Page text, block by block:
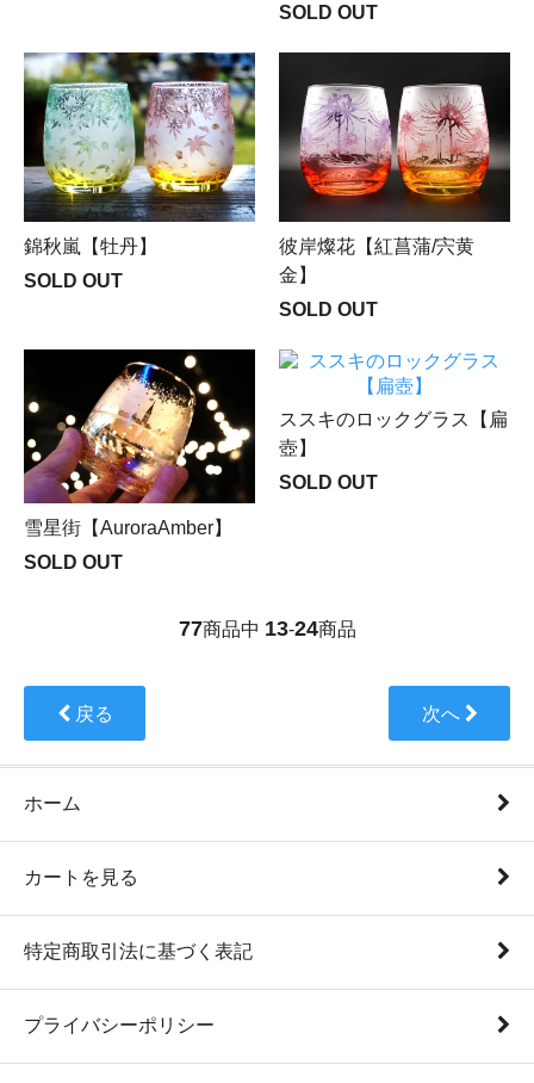
SOLD OUT
錦秋嵐【牡丹】
SOLD OUT
彼岸燦花【紅菖蒲/宍黄
金】
SOLD OUT
雪星街【AuroraAmber】
SOLD OUT
ススキのロックグラス【扁
壺】
SOLD OUT
77商品中 13-24商品
戻る 次へ
ホーム
カートを見る
特定商取引法に基づく表記
プライバシーポリシー